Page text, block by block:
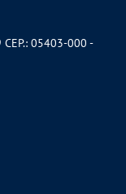
CEP.: 05403-000 -